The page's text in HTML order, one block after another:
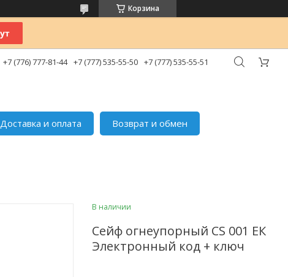
Корзина
+7 (776) 777-81-44 +7 (777) 535-55-50 +7 (777) 535-55-51
Доставка и оплата Возврат и обмен
В наличии
Сейф огнеупорный CS 001 ЕК
Электронный код + ключ